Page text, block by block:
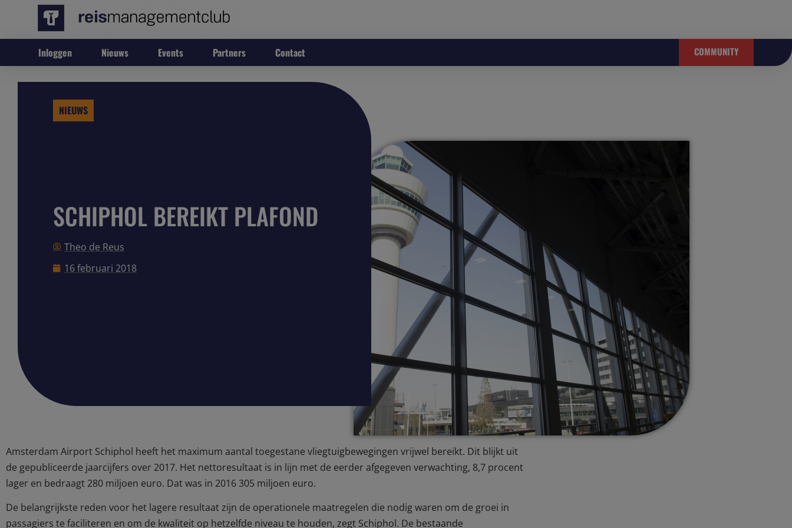
Inloggen Nieuws Events Partners Contact COMMUNITY
NIEUWS
SCHIPHOL BEREIKT PLAFOND
Theo de Reus
16 februari 2018
Amsterdam Airport Schiphol heeft het maximum aantal toegestane vliegtuigbewegingen vrijwel bereikt. Dit blijkt uit
de gepubliceerde jaarcijfers over 2017. Het nettoresultaat is in lijn met de eerder afgegeven verwachting, 8,7 procent
lager en bedraagt 280 miljoen euro. Dat was in 2016 305 miljoen euro.
De belangrijkste reden voor het lagere resultaat zijn de operationele maatregelen die nodig waren om de groei in
passagiers te faciliteren en om de kwaliteit op hetzelfde niveau te houden, zegt Schiphol. De bestaande